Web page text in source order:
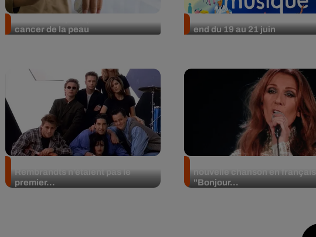
cancer de la peau
end du 19 au 21 juin
Rembrandts n’étaient pas le
premier...
nouvelle chanson en français
"Bonjour...